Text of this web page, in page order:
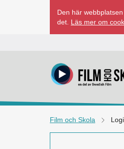
Den här
det. Läs mer om
Film och Skola